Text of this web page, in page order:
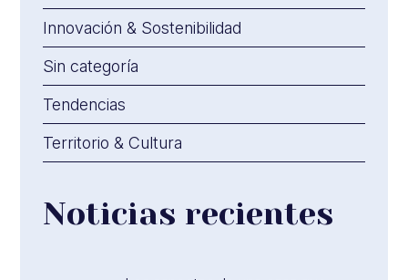
Innovación & Sostenibilidad
Sin categoría
Tendencias
Territorio & Cultura
Noticias recientes